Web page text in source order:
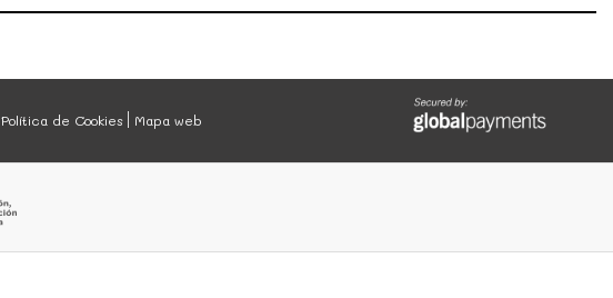
Política de Cookies Mapa web